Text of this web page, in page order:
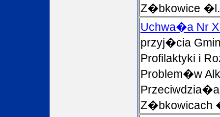
Z�bkowice �l.
Uchwa�a Nr
przyj�cia
Profilaktyki i
Problem�w
Z�bkowicach